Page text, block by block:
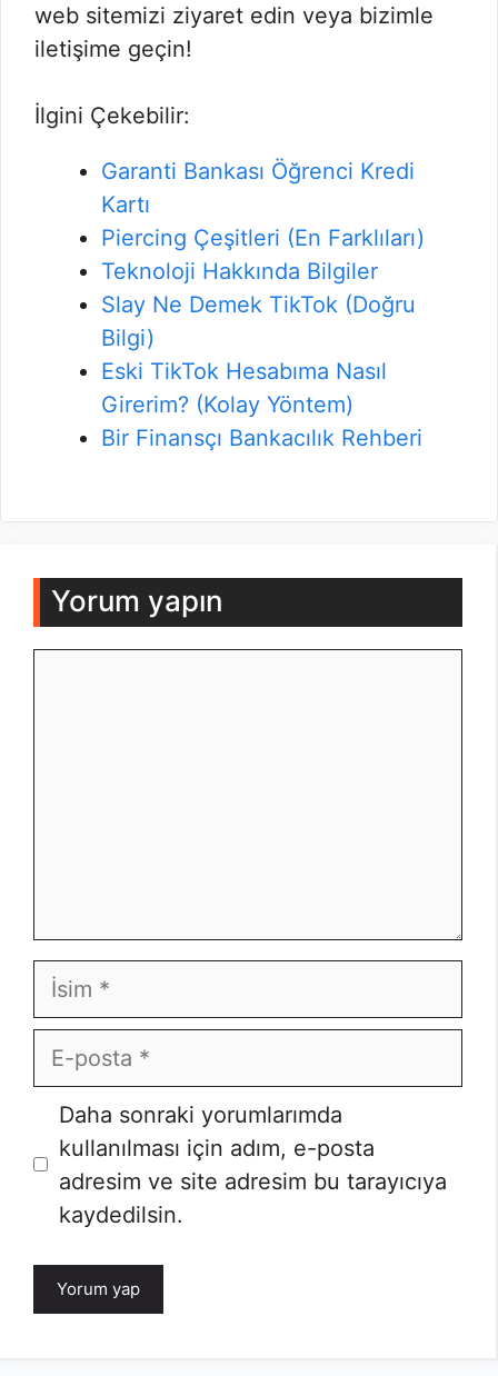
web sitemizi ziyaret edin veya bizimle
iletişime geçin!
İlgini Çekebilir:
Garanti Bankası Öğrenci Kredi
Kartı
Piercing Çeşitleri (En Farklıları)
Teknoloji Hakkında Bilgiler
Slay Ne Demek TikTok (Doğru
Bilgi)
Eski TikTok Hesabıma Nasıl
Girerim? (Kolay Yöntem)
Bir Finansçı Bankacılık Rehberi
Yorum yapın
İsim
E-
posta
İnternet
sitesi
Daha sonraki yorumlarımda
kullanılması için adım, e-posta
adresim ve site adresim bu tarayıcıya
kaydedilsin.